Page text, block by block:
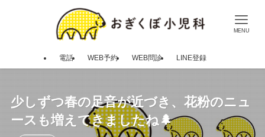
MENU
電話 WEB予約 WEB問診 LINE登録
少しずつ春の足音が近づき、花粉のニュ
ースも増えてきましたね🌲